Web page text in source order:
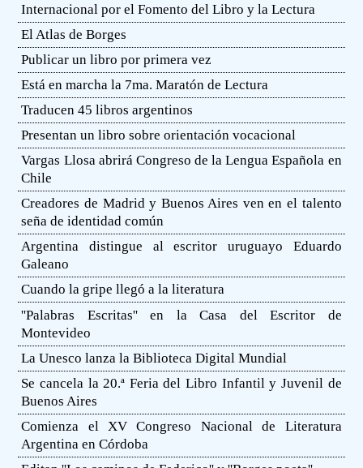
Internacional por el Fomento del Libro y la Lectura
El Atlas de Borges
Publicar un libro por primera vez
Está en marcha la 7ma. Maratón de Lectura
Traducen 45 libros argentinos
Presentan un libro sobre orientación vocacional
Vargas Llosa abrirá Congreso de la Lengua Española en
Chile
Creadores de Madrid y Buenos Aires ven en el talento
seña de identidad común
Argentina distingue al escritor uruguayo Eduardo
Galeano
Cuando la gripe llegó a la literatura
''Palabras Escritas'' en la Casa del Escritor de
Montevideo
La Unesco lanza la Biblioteca Digital Mundial
Se cancela la 20.ª Feria del Libro Infantil y Juvenil de
Buenos Aires
Comienza el XV Congreso Nacional de Literatura
Argentina en Córdoba